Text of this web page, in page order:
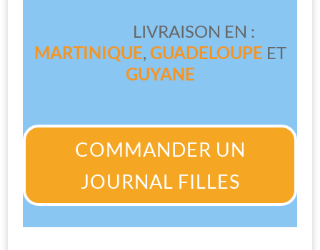
LIVRAISON EN :
MARTINIQUE, GUADELOUPE ET
GUYANE
COMMANDER UN
JOURNAL FILLES